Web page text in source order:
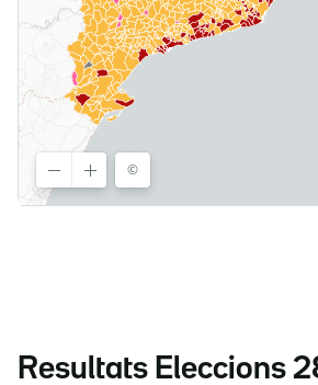
Resultats Eleccions